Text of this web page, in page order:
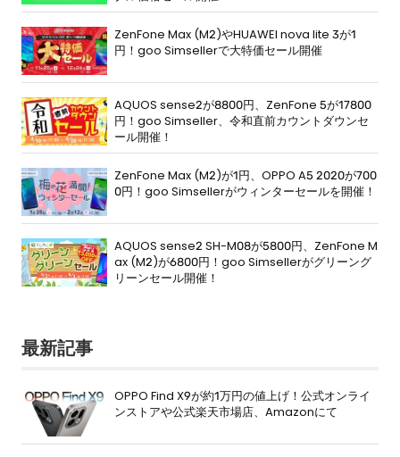
ZenFone Max (M2)やHUAWEI nova lite 3が1
円！goo Simsellerで大特価セール開催
AQUOS sense2が8800円、ZenFone 5が17800
円！goo Simseller、令和直前カウントダウンセ
ール開催！
ZenFone Max (M2)が1円、OPPO A5 2020が700
0円！goo Simsellerがウィンターセールを開催！
AQUOS sense2 SH-M08が5800円、ZenFone M
ax (M2)が6800円！goo Simsellerがグリーング
リーンセール開催！
最新記事
OPPO Find X9が約1万円の値上げ！公式オンライ
ンストアや公式楽天市場店、Amazonにて